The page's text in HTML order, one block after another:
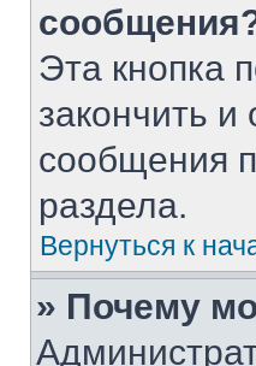
Эта кнопка
закончить и
сообщения
раздела.
Вернуться к
» Почему